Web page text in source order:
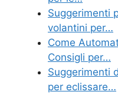
Suggerimenti
volantini per…
Come
Consigli per…
Suggerimenti
per eclissare…